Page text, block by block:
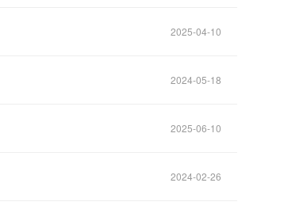
2025-04-10
2024-05-18
2025-06-10
2024-02-26